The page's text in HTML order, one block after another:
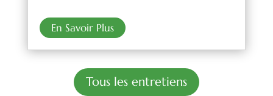
En Savoir Plus
Tous les entretiens